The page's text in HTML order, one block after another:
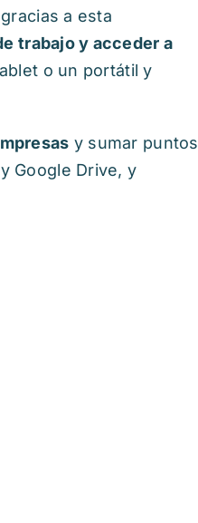
a esta
trabajo y acceder a
o un portátil y
y sumar puntos
Google Drive, y